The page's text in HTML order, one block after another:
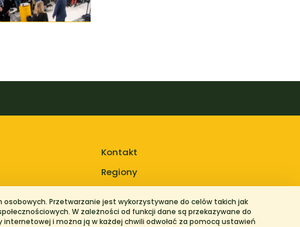
Kontakt
Regiony
Przetwarzanie jest wykorzystywane do celów takich jak
W zależności od funkcji dane są przekazywane do
i można ją w każdej chwili odwołać za pomocą ustawień